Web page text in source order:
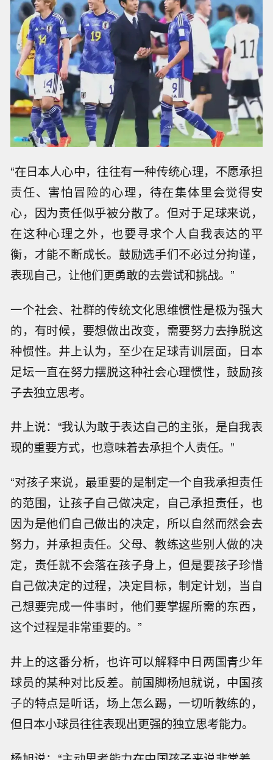
“在日本人心中，往往有一种传统心理，不愿承担
责任、害怕冒险的心理，待在集体里会觉得安
心，因为责任似乎被分散了。但对于足球来说，
在这种心理之外，也要寻求个人自我表达的平
衡，才能不断成长。鼓励选手们不必过分拘谨，
表现自己，让他们更勇敢的去尝试和挑战。”
一个社会、社群的传统文化思维惯性是极为强大
的，有时候，要想做出改变，需要努力去挣脱这
种惯性。井上认为，至少在足球青训层面，日本
足坛一直在努力摆脱这种社会心理惯性，鼓励孩
子去独立思考。
井上说：“我认为敢于表达自己的主张，是自我表
现的重要方式，也意味着去承担个人责任。”
“对孩子来说，最重要的是制定一个自我承担责任
的范围，让孩子自己做决定，自己承担责任，也
因为是他们自己做出的决定，所以自然而然会去
努力，并承担责任。父母、教练这些别人做的决
定，责任就不会落在孩子身上，但是要孩子珍惜
自己做决定的过程，决定目标，制定计划，当自
己想要完成一件事时，他们要掌握所需的东西，
这个过程是非常重要的。”
井上的这番分析，也许可以解释中日两国青少年
球员的某种对比反差。前国脚杨旭就说，中国孩
子的特点是听话，场上怎么踢，一切听教练的，
但日本小球员往往表现出更强的独立思考能力。